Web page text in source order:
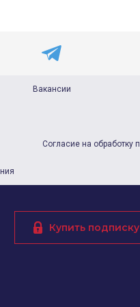
Вакансии
Согласие на обработку
Купить подписку